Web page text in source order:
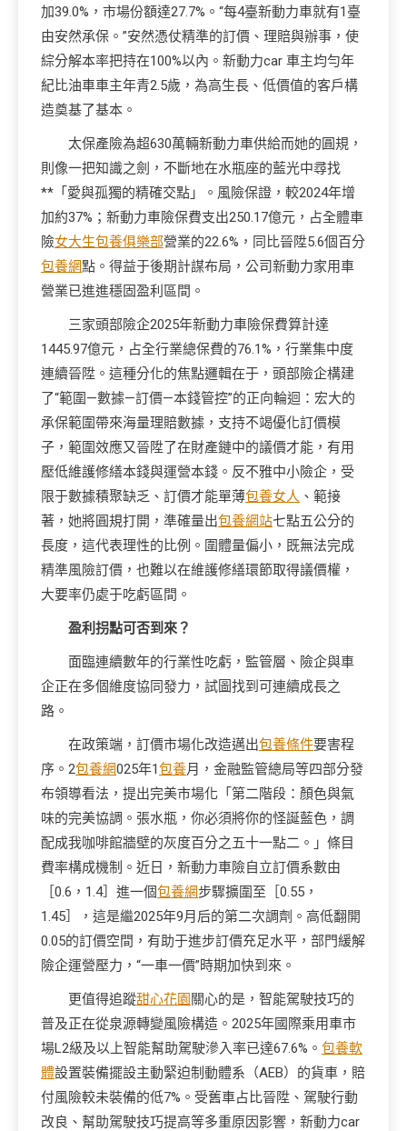
加39.0%，市場份額達27.7%。“每4臺新動力車就有1臺
由安然承保。”安然憑仗精準的訂價、理賠與辦事，使
綜分解本率把持在100%以內。新動力car 車主均勻年
紀比油車車主年青2.5歲，為高生長、低價值的客戶構
造奠基了基本。
太保產險為超630萬輛新動力車供給而她的圓規，
則像一把知識之劍，不斷地在水瓶座的藍光中尋找
**「愛與孤獨的精確交點」。風險保證，較2024年增
加約37%；新動力車險保費支出250.17億元，占全體車
險女大生包養俱樂部營業的22.6%，同比晉陞5.6個百分
包養網點。得益于後期計謀布局，公司新動力家用車
營業已進進穩固盈利區間。
三家頭部險企2025年新動力車險保費算計達
1445.97億元，占全行業總保費的76.1%，行業集中度
連續晉陞。這種分化的焦點邏輯在于，頭部險企構建
了“範圍—數據—訂價—本錢管控”的正向輪迴：宏大的
承保範圍帶來海量理賠數據，支持不竭優化訂價模
子，範圍效應又晉陞了在財產鏈中的議價才能，有用
壓低維護修繕本錢與運營本錢。反不雅中小險企，受
限于數據積聚缺乏、訂價才能單薄包養女人 、範接
著，她將圓規打開，準確量出包養網站七點五公分的
長度，這代表理性的比例。圍體量偏小，既無法完成
精準風險訂價，也難以在維護修繕環節取得議價權，
大要率仍處于吃虧區間。
盈利拐點可否到來？
面臨連續數年的行業性吃虧，監管層、險企與車
企正在多個維度協同發力，試圖找到可連續成長之
路。
在政策端，訂價市場化改造邁出包養條件要害程
序。2包養網025年1包養月，金融監管總局等四部分發
布領導看法，提出完美市場化「第二階段：顏色與氣
味的完美協調。張水瓶，你必須將你的怪誕藍色，調
配成我咖啡館牆壁的灰度百分之五十一點二。」條目
費率構成機制。近日，新動力車險自立訂價系數由
［0.6，1.4］進一個包養網步驟擴圍至［0.55，
1.45］，這是繼2025年9月后的第二次調劑。高低翻開
0.05的訂價空間，有助于進步訂價充足水平，部門緩解
險企運營壓力，“一車一價”時期加快到來。
更值得追蹤甜心花園 關心的是，智能駕駛技巧的
普及正在從泉源轉變風險構造。2025年國際乘用車市
場L2級及以上智能幫助駕駛滲入率已達67.6%。 包養軟
體設置裝備擺設主動緊迫制動體系（AEB）的貨車，賠
付風險較未裝備的低7%。受舊車占比晉陞、駕駛行動
改良、幫助駕駛技巧提高等多重原因影響，新動力car